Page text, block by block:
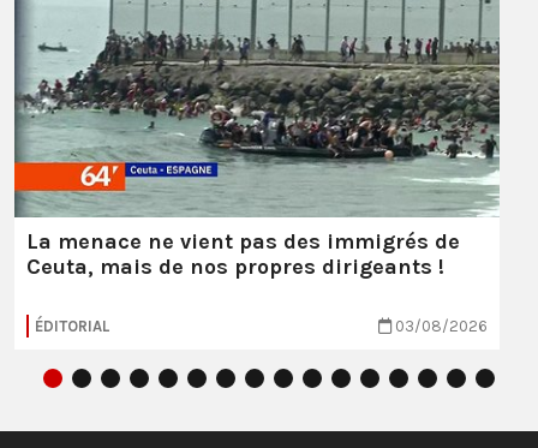
La menace ne vient pas des immigrés de
Ceuta, mais de nos propres dirigeants !
ÉDITORIAL 03/08/2026